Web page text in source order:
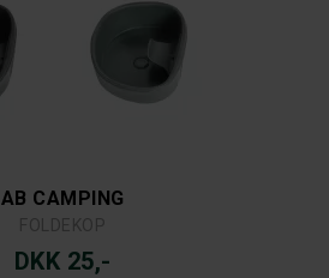
AB CAMPING
DKK 25,-